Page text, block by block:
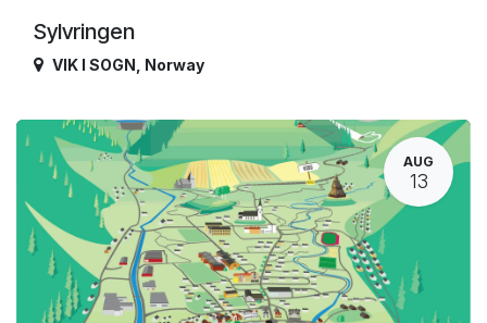
Sylvringen
VIK I SOGN Norway
AUG
13